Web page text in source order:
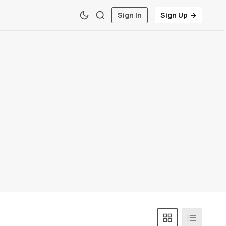
Sign In Sign Up